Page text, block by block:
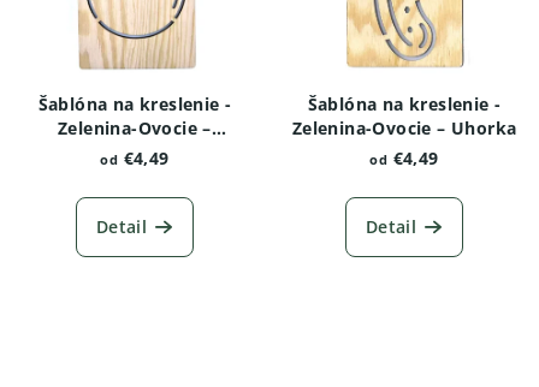
Šablóna na kreslenie -
Zelenina-Ovocie –
Paradajka
od €4,49
Detail
Šablóna na kreslenie -
Zelenina-Ovocie – Uhorka
od €4,49
Detail